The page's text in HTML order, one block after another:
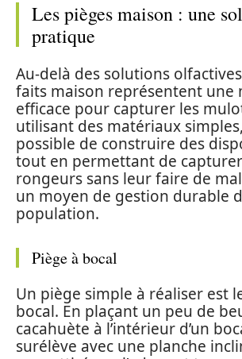
Les pièges maison : une
pratique
Au-delà des solutions
faits maison représentent une
efficace pour capturer les
utilisant des matériaux
possible de construire des
tout en permettant de
rongeurs sans leur faire de
un moyen de gestion durable
population.
Piège à bocal
Un piège simple à réaliser est
bocal. En plaçant un peu de
cacahuète à l’intérieur d’un
surélève avec une planche